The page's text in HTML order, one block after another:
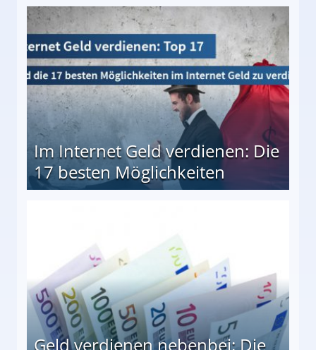
besten Möglichkeiten
Im Internet Geld verdienen: Die
17 besten Möglichkeiten
Geld verdienen nebenbei: Die